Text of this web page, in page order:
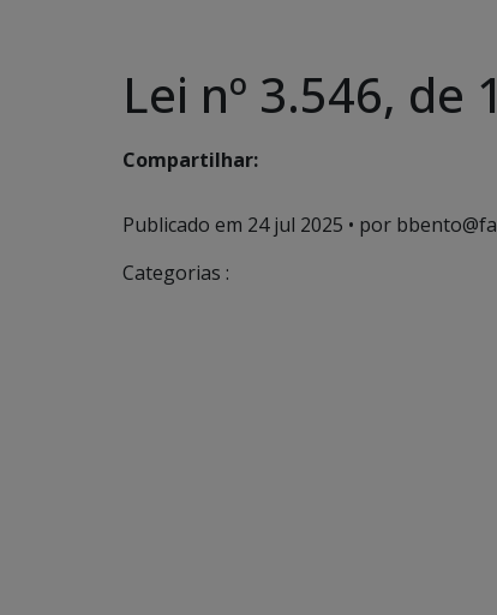
Lei nº 3.546, de
Compartilhar:
Publicado em 24 jul 2025 • por
Categorias :